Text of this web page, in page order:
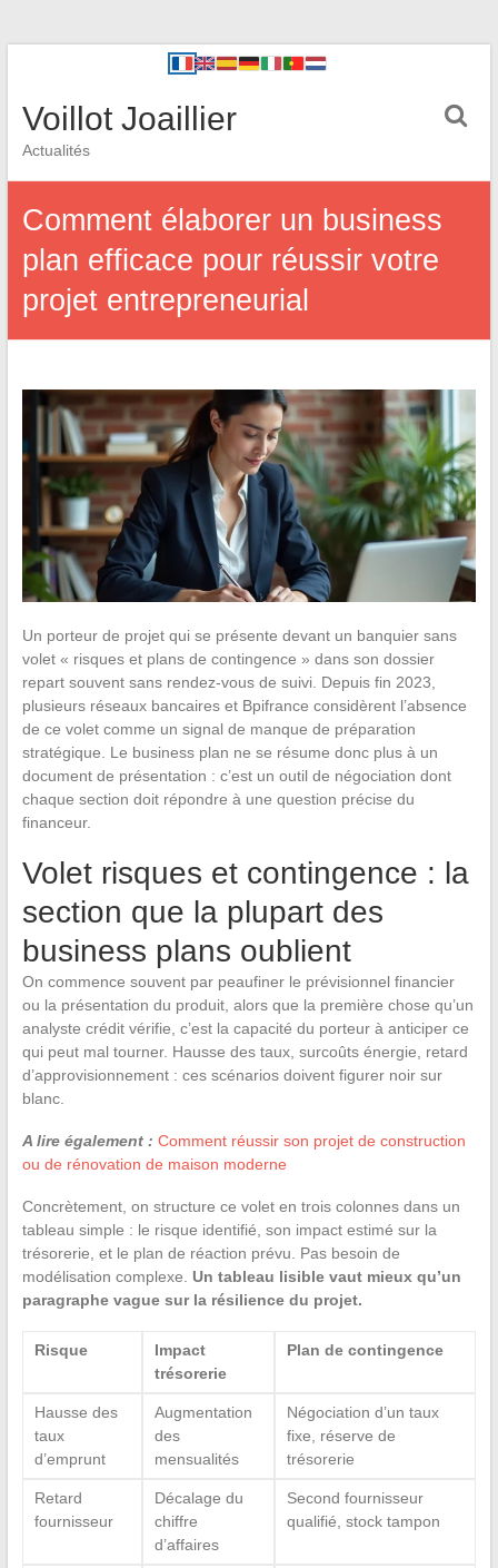
Voillot Joaillier
Actualités
Comment élaborer un business
plan efficace pour réussir votre
projet entrepreneurial
Un porteur de projet qui se présente devant un banquier sans
volet « risques et plans de contingence » dans son dossier
repart souvent sans rendez-vous de suivi. Depuis fin 2023,
plusieurs réseaux bancaires et Bpifrance considèrent l’absence
de ce volet comme un signal de manque de préparation
stratégique. Le business plan ne se résume donc plus à un
document de présentation : c’est un outil de négociation dont
chaque section doit répondre à une question précise du
financeur.
Volet risques et contingence : la
section que la plupart des
business plans oublient
On commence souvent par peaufiner le prévisionnel financier
ou la présentation du produit, alors que la première chose qu’un
analyste crédit vérifie, c’est la capacité du porteur à anticiper ce
qui peut mal tourner. Hausse des taux, surcoûts énergie, retard
d’approvisionnement : ces scénarios doivent figurer noir sur
blanc.
A lire également : Comment réussir son projet de construction
ou de rénovation de maison moderne
Concrètement, on structure ce volet en trois colonnes dans un
tableau simple : le risque identifié, son impact estimé sur la
trésorerie, et le plan de réaction prévu. Pas besoin de
modélisation complexe. Un tableau lisible vaut mieux qu’un
paragraphe vague sur la résilience du projet.
Risque
Impact
trésorerie
Plan de contingence
Hausse des
taux
d’emprunt
Augmentation
des
mensualités
Négociation d’un taux
fixe, réserve de
trésorerie
Retard
fournisseur
Décalage du
chiffre
d’affaires
Second fournisseur
qualifié, stock tampon